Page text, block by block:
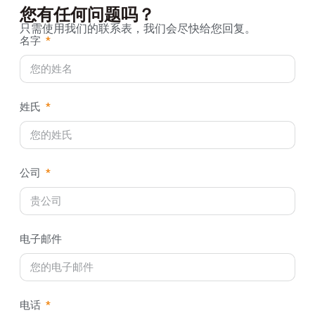
您有任何问题吗？
只需使用我们的联系表，我们会尽快给您回复。
名字
姓氏
公司
电子邮件
电话